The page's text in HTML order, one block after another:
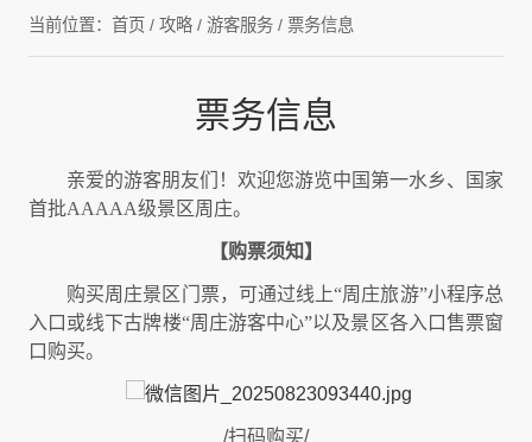
当前位置： 首页 / 攻略 / 游客服务 / 票务信息
票务信息
亲爱的游客朋友们！欢迎您游览中国第一水乡、国家
首批AAAAA级景区周庄。
【购票须知】
购买周庄景区门票，可通过线上“周庄旅游”小程序总
入口或线下古牌楼“周庄游客中心”以及景区各入口售票窗
口购买。
/扫码购买/